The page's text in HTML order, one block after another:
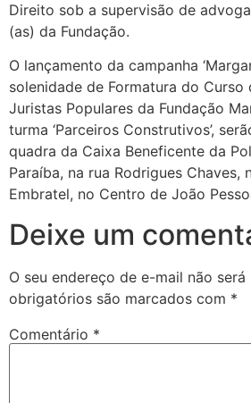
Direito sob a supervisão de
(as) da Fundação.
O lançamento da campanha
solenidade de Formatura do Curso
Juristas Populares da Fundação
turma ‘Parceiros Construtivos’,
quadra da Caixa Beneficente da
Paraíba, na rua Rodrigues Chaves,
Embratel, no Centro de João
Deixe um
O seu endereço de e-mail não
obrigatórios são marcados com *
Comentário *